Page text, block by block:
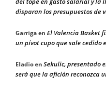
disparan los presupuestos de
Garrigaen El Valencia Basket
un pívot cupo que sale
Eladioen Sekulic, presentado
será que la afición reconozca